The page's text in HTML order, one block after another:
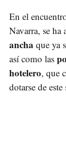
En el
Navarra, se ha
ancha que ya
así como las
hotelero, que
dotarse de